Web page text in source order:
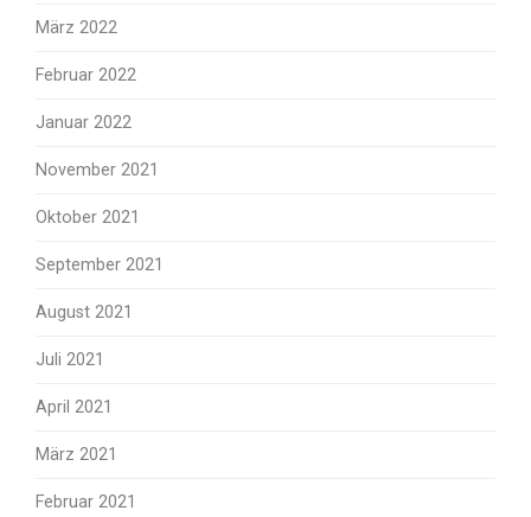
März 2022
Februar 2022
Januar 2022
November 2021
Oktober 2021
September 2021
August 2021
Juli 2021
April 2021
März 2021
Februar 2021